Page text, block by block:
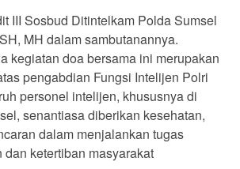
III Sosbud Ditintelkam Polda Sumsel
MH dalam sambutanannya.
kegiatan doa bersama ini merupakan
pengabdian Fungsi Intelijen Polri
personel intelijen, khususnya di
senantiasa diberikan kesehatan,
dalam menjalankan tugas
ketertiban masyarakat